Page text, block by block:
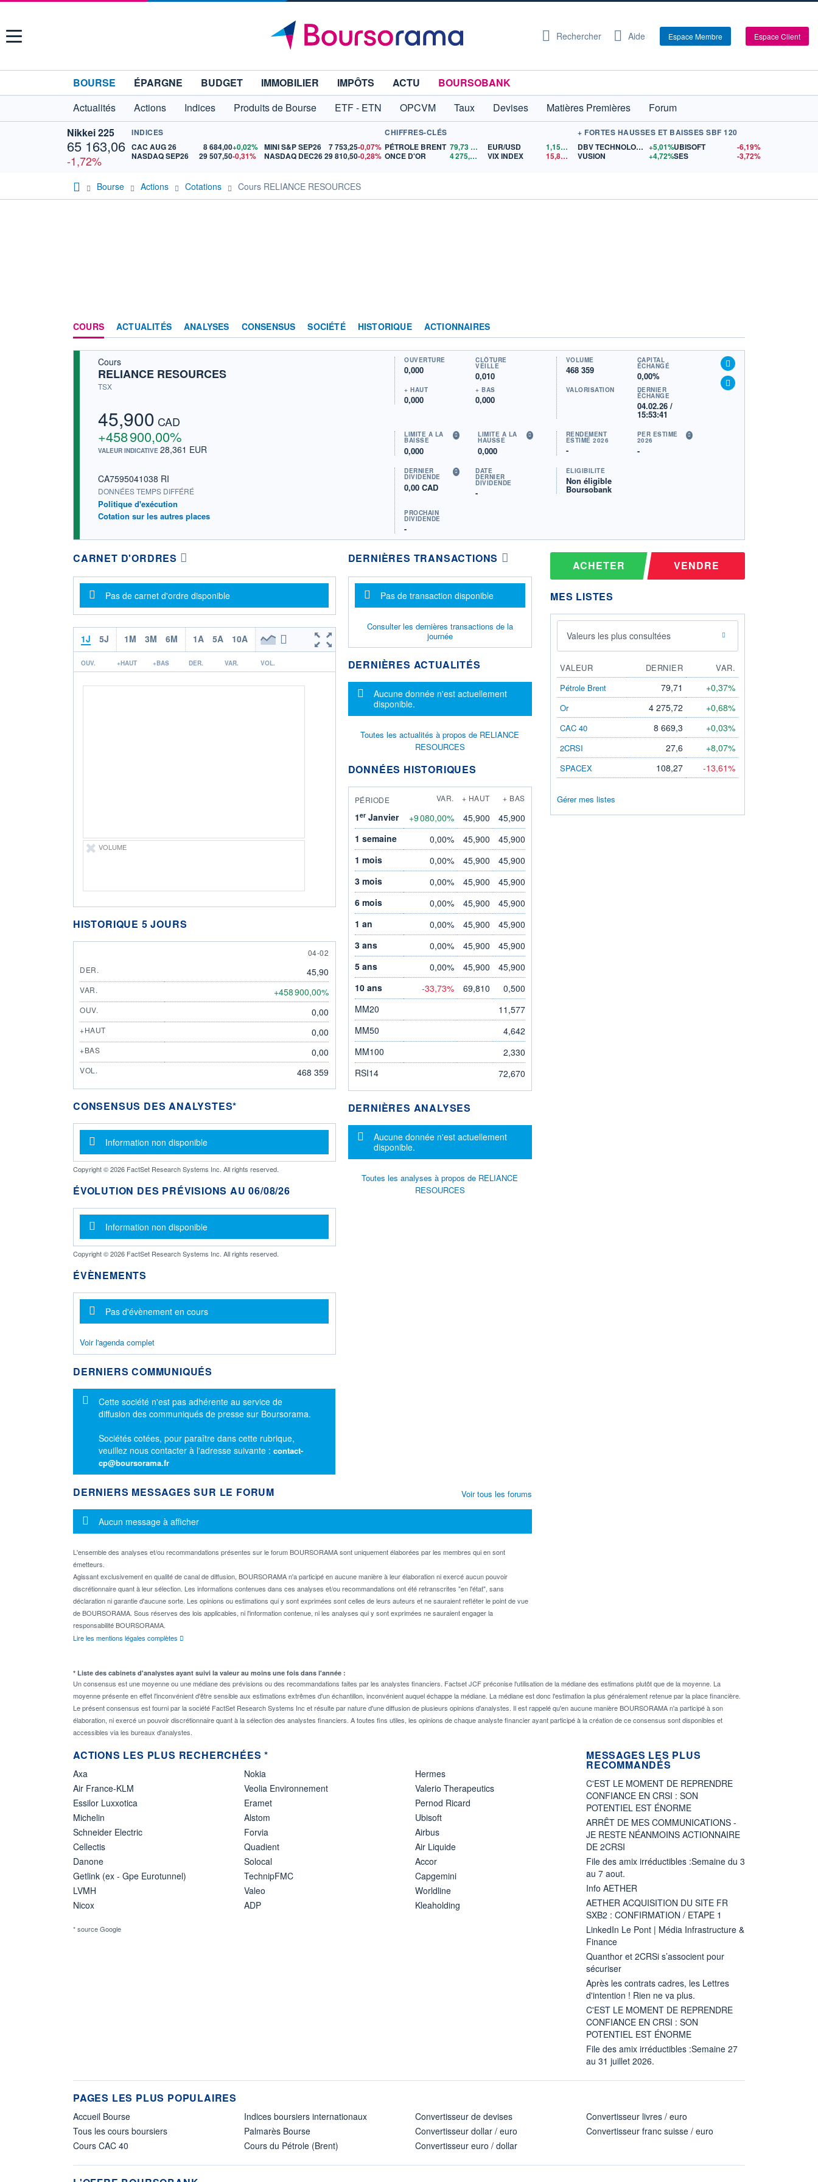
Menu Rechercher Aide Espace Membre Espace Client
BOURSE ÉPARGNE BUDGET IMMOBILIER IMPÔTS ACTU
BOURSOBANK
Actualités
Actions Indices Produits de Bourse ETF - ETN OPCVM Taux Devises Matières Premières
Forum
Nikkei 225
65 163,06
-1,72%
INDICES
CAC AUG 26
8 684,00+0,02%
NASDAQ SEP26
29 507,50-0,31%
MINI S&P SEP26 7 753,25-0,07%
NASDAQ DEC2629 810,50-0,28%
CHIFFRES-CLÉS
PÉTROLE BRENT 79,73
ONCE D'OR
4 275,72 $US
EUR/USD 1,1556
$US
VIX INDEX
15,81$US
+ FORTES HAUSSES ET BAISSES SBF 120
DBV TECHNOLOGIES +5,01%
VUSION
+4,72%
UBISOFT
-6,19%
SES
-3,72%
Bourse Actions Cotations Cours RELIANCE RESOURCES
COURS ACTUALITÉS ANALYSES CONSENSUS SOCIÉTÉ HISTORIQUE ACTIONNAIRES
Cours
RELIANCE RESOURCES
TSX
45,900 CAD
+458 900,00%
VALEUR INDICATIVE 28,361 EUR
CA7595041038 RI
DONNÉES TEMPS DIFFÉRÉ
Politique d'exécution
Cotation sur les autres places
OUVERTURE
0,000
CLÔTURE
VEILLE
0,010
+ HAUT
0,000
+ BAS
0,000
VOLUME
468 359
CAPITAL
ÉCHANGÉ
0,00%
VALORISATION DERNIER
ÉCHANGE
04.02.26 /
15:53:41
LIMITE À LA
BAISSE
0,000
LIMITE À LA
HAUSSE
0,000
RENDEMENT
ESTIMÉ 2026
-
PER ESTIMÉ
2026
-
DERNIER
DIVIDENDE
0,00 CAD
DATE
DERNIER
DIVIDENDE
-
PROCHAIN
DIVIDENDE
-
ÉLIGIBILITÉ
Non éligible
Boursobank
CARNET D'ORDRES
Message d'information
Pas de carnet d'ordre disponible
1J 5J 1M 3M 6M 1A 5A 10A
OUV. +HAUT +BAS DER. VAR. VOL.
VOLUME
HISTORIQUE 5 JOURS
4 FEBRUARY
04-02
DER.
45,90
VAR. +458 900,00%
OUV. 0,00
+HAUT 0,00
+BAS 0,00
VOL. 468 359
CONSENSUS DES ANALYSTES*
Message d'information
Information non disponible
Copyright © 2026 FactSet Research Systems Inc. All rights reserved.
ÉVOLUTION DES PRÉVISIONS AU 06/08/26
Message d'information
Information non disponible
Copyright © 2026 FactSet Research Systems Inc. All rights reserved.
ÉVÈNEMENTS
Message d'information
Pas d'évènement en cours
Voir l'agenda complet
DERNIERS COMMUNIQUÉS
Message d'information
Cette société n'est pas adhérente au service de
diffusion des communiqués de presse sur Boursorama.
Sociétés cotées, pour paraître dans cette rubrique,
veuillez nous contacter à l'adresse suivante : contact-
cp@boursorama.fr
DERNIÈRES TRANSACTIONS
Message d'information
Pas de transaction disponible
Consulter les dernières transactions de la
journée
DERNIÈRES ACTUALITÉS
Message d'information
Aucune donnée n'est actuellement
disponible.
Toutes les actualités à propos de RELIANCE
RESOURCES
DONNÉES HISTORIQUES
PÉRIODE VAR. + HAUT + BAS
1erJanvier +9 080,00% 45,900
45,900
1 semaine
0,00% 45,900
45,900
1 mois
0,00% 45,900
45,900
3 mois
0,00% 45,900
45,900
6 mois
0,00% 45,900
45,900
1 an
0,00% 45,900
45,900
3 ans
0,00% 45,900
45,900
5 ans
0,00% 45,900
45,900
10 ans
-33,73% 69,810
0,500
MM20
11,577
MM50
4,642
MM100
2,330
RSI14
72,670
DERNIÈRES ANALYSES
Message d'information
Aucune donnée n'est actuellement
disponible.
Toutes les analyses à propos de RELIANCE
RESOURCES
DERNIERS MESSAGES SUR LE FORUM
Message d'information
Aucun message à afficher
L'ensemble des analyses et/ou recommandations présentes sur le forum BOURSORAMA sont uniquement élaborées par les membres qui en sont
émetteurs.
Agissant exclusivement en qualité de canal de diffusion, BOURSORAMA n'a participé en aucune manière à leur élaboration ni exercé aucun pouvoir
discrétionnaire quant à leur sélection. Les informations contenues dans ces analyses et/ou recommandations ont été retranscrites "en l'état", sans
déclaration ni garantie d'aucune sorte. Les opinions ou estimations qui y sont exprimées sont celles de leurs auteurs et ne sauraient refléter le point de vue
de BOURSORAMA. Sous réserves des lois applicables, ni l'information contenue, ni les analyses qui y sont exprimées ne sauraient engager la
responsabilité BOURSORAMA.
Lire les mentions légales complètes
Voir tous les forums
ACHETER VENDRE
MES LISTES
Valeurs les plus consultées
VALEUR DERNIER
VAR.
Pétrole Brent
79,71 +0,37%
Or 4 275,72 +0,68%
CAC 40 8 669,3 +0,03%
2CRSI 27,6 +8,07%
SPACEX 108,27 -13,61%
Gérer mes listes
* Liste des cabinets d'analystes ayant suivi la valeur au moins une fois dans l'année :
Un consensus est une moyenne ou une médiane des prévisions ou des recommandations faites par les analystes financiers. Factset JCF préconise l'utilisation de la médiane des estimations plutôt que de la moyenne. La
moyenne présente en effet l'inconvénient d'être sensible aux estimations extrêmes d'un échantillon, inconvénient auquel échappe la médiane. La médiane est donc l'estimation la plus généralement retenue par la place financière.
Le présent consensus est fourni par la société FactSet Research Systems Inc et résulte par nature d'une diffusion de plusieurs opinions d'analystes. Il est rappelé qu'en aucune manière BOURSORAMA n'a participé à son
élaboration, ni exercé un pouvoir discrétionnaire quant à la sélection des analystes financiers. A toutes fins utiles, les opinions de chaque analyste financier ayant participé à la création de ce consensus sont disponibles et
accessibles via les bureaux d'analystes.
ACTIONS LES PLUS RECHERCHÉES *
Axa
Air France-KLM
Essilor Luxxotica
Michelin
Schneider Electric
Cellectis
Danone
Getlink (ex - Gpe Eurotunnel)
LVMH
Nicox
Nokia
Veolia Environnement
Eramet
Alstom
Forvia
Quadient
Solocal
TechnipFMC
Valeo
ADP
Hermes
Valerio Therapeutics
Pernod Ricard
Ubisoft
Airbus
Air Liquide
Accor
Capgemini
Worldline
Kleaholding
* source Google
MESSAGES LES PLUS
RECOMMANDÉS
C'EST LE MOMENT DE REPRENDRE
CONFIANCE EN CRSI : SON
POTENTIEL EST ÉNORME
ARRÊT DE MES COMMUNICATIONS -
JE RESTE NÉANMOINS ACTIONNAIRE
DE 2CRSI
File des amix irréductibles :Semaine du 3
au 7 aout.
Info AETHER
AETHER ACQUISITION DU SITE FR
SXB2 : CONFIRMATION / ETAPE 1
LinkedIn Le Pont | Média Infrastructure &
Finance
Quanthor et 2CRSi s’associent pour
sécuriser
Après les contrats cadres, les Lettres
d'intention ! Rien ne va plus.
C'EST LE MOMENT DE REPRENDRE
CONFIANCE EN CRSI : SON
POTENTIEL EST ÉNORME
File des amix irréductibles :Semaine 27
au 31 juillet 2026.
PAGES LES PLUS POPULAIRES
Accueil Bourse
Tous les cours boursiers
Cours CAC 40
Indices boursiers internationaux
Palmarès Bourse
Cours du Pétrole (Brent)
Convertisseur de devises
Convertisseur dollar / euro
Convertisseur euro / dollar
Convertisseur livres / euro
Convertisseur franc suisse / euro